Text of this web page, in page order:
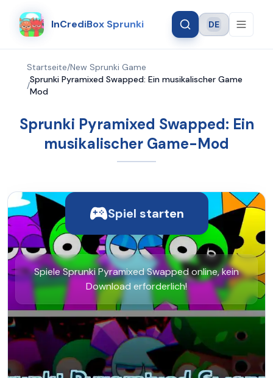
InCrediBox Sprunki Language
DE
Startseite/New Sprunki Game
/
Sprunki Pyramixed Swapped: Ein musikalischer Game
Mod
Sprunki Pyramixed Swapped: Ein
musikalischer Game-Mod
Spiel starten
Spiele Sprunki Pyramixed Swapped online, kein
Download erforderlich!